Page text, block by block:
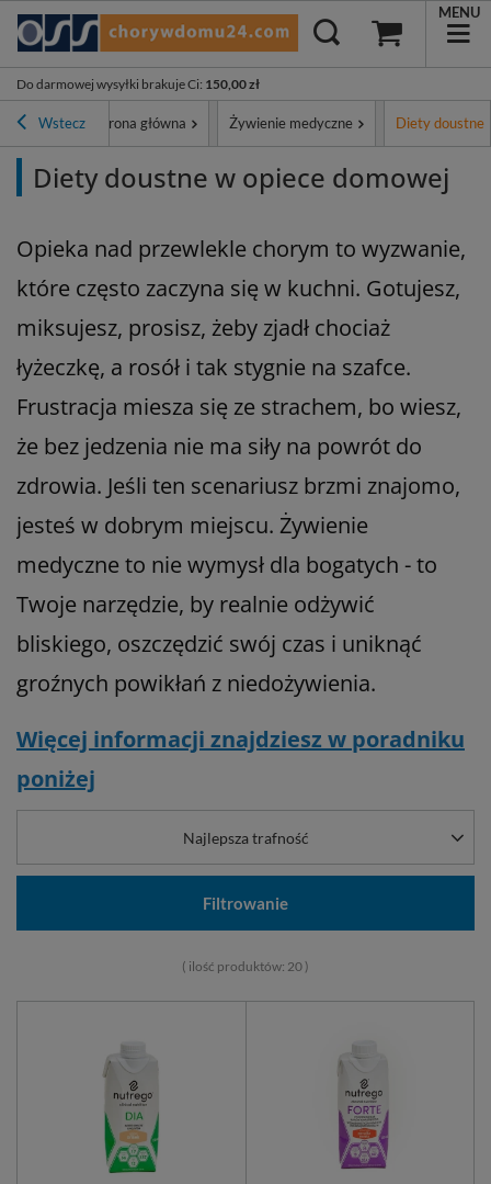
Do darmowej wysyłki brakuje Ci: 150,00 zł
MENU
Wstecz Strona główna Żywienie medyczne Diety doustne
Diety doustne w opiece domowej
Opieka nad przewlekle chorym to wyzwanie,
które często zaczyna się w kuchni. Gotujesz,
miksujesz, prosisz, żeby zjadł chociaż
łyżeczkę, a rosół i tak stygnie na szafce.
Frustracja miesza się ze strachem, bo wiesz,
że bez jedzenia nie ma siły na powrót do
zdrowia. Jeśli ten scenariusz brzmi znajomo,
jesteś w dobrym miejscu. Żywienie
medyczne to nie wymysł dla bogatych - to
Twoje narzędzie, by realnie odżywić
bliskiego, oszczędzić swój czas i uniknąć
groźnych powikłań z niedożywienia.
Więcej informacji znajdziesz w poradniku
poniżej
Najlepsza trafność
Filtrowanie
( ilość produktów: 20)